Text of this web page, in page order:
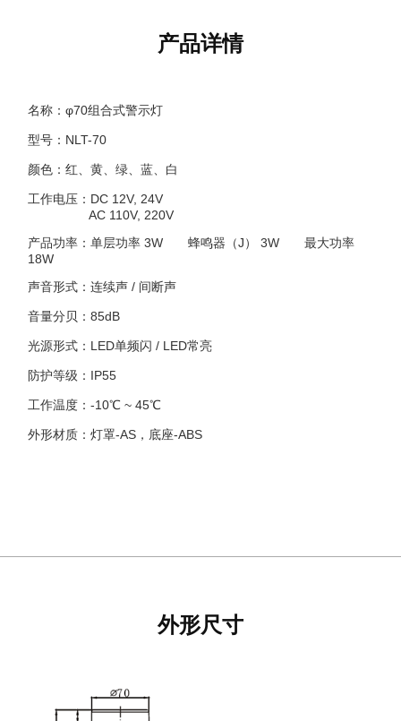
产品详情
名称：φ70组合式警示灯
型号：NLT-70
颜色：红、黄、绿、蓝、白
工作电压：DC 12V, 24V
AC 110V, 220V
产品功率：单层功率 3W 蜂鸣器（J） 3W 最大功率
18W
声音形式：连续声 / 间断声
音量分贝：85dB
光源形式：LED单频闪 / LED常亮
防护等级：IP55
工作温度：-10℃ ~ 45℃
外形材质：灯罩-AS，底座-ABS
外形尺寸